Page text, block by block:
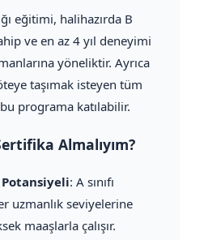
eğitimi, halihazırda B
ve en az 4 yıl deneyimi
yöneliktir. Ayrıca
taşımak isteyen tüm
programa katılabilir.
Almalıyım?
: A sınıfı
uzmanlık seviyelerine
maaşlarla çalışır.